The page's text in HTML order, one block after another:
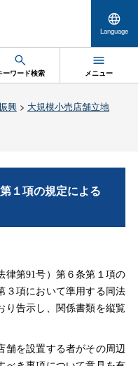
Language
ーワード検索 メニュー
興> 大規模小売店舗立地
１項の規定による
第91号）第６条第１項の
３項において準用する同法
り告示し、関係書類を縦覧
を設置する者がその周辺